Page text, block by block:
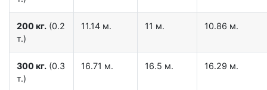
200 кг. (0.2
т.)
11.14 м. 11 м. 10.86 м.
300 кг. (0.3
т.)
16.71 м. 16.5 м. 16.29 м.